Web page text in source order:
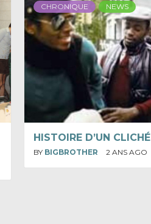
CHRONIQUE NEWS
HISTOIRE D’UN CLICHÉ
BY BIGBROTHER 2 ANS AGO